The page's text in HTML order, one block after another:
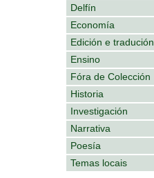
Delfín
Economía
Edición e tradución
Ensino
Fóra de Colección
Historia
Investigación
Narrativa
Poesía
Temas locais